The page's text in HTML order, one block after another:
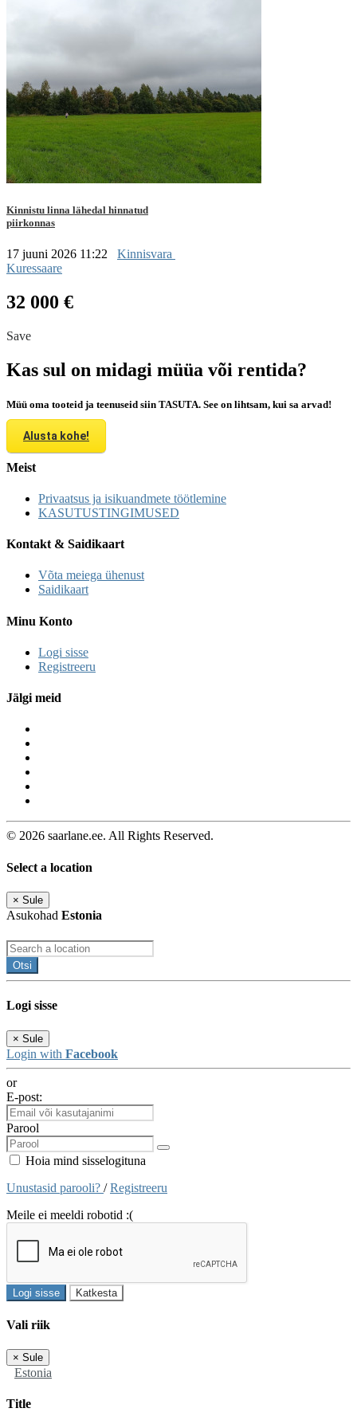
Kinnistu linna lähedal hinnatud
piirkonnas
17 juuni 2026 11:22
Kinnisvara
Kuressaare
32 000 €
Save
Kas sul on midagi müüa või rentida?
Müü oma tooteid ja teenuseid siin TASUTA. See on lihtsam, kui sa arvad!
Alusta kohe!
Meist
Privaatsus ja isikuandmete töötlemine
KASUTUSTINGIMUSED
Kontakt & Saidikaart
Võta meiega ühenust
Saidikaart
Minu Konto
Logi sisse
Registreeru
Jälgi meid
© 2026 saarlane.ee. All Rights Reserved.
Select a location
× Sule
Asukohad Estonia
Otsi
Logi sisse
× Sule
Login with Facebook
or
E-post:
Parool
Hoia mind sisselogituna
Unustasid parooli? /Registreeru
Meile ei meeldi robotid :(
Logi sisse Katkesta
Vali riik
× Sule
Estonia
Title